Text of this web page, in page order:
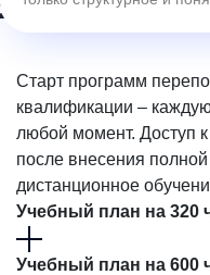
Старт программ
квалификации –
любой момент. Доступ
после внесения
дистанционное
Учебный план на 320
Учебный план на 600